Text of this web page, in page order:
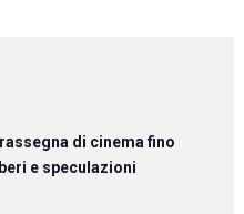
di cinema fino
e speculazioni